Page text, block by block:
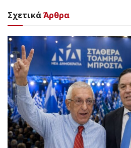
ΣχετικάΆρθρα